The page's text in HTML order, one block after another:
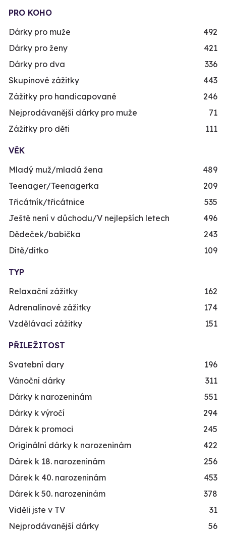
PRO KOHO
Dárky pro muže
492
Dárky pro ženy
421
Dárky pro dva
336
Skupinové zážitky
443
Zážitky pro handicapované
246
Nejprodávanější dárky pro muže
71
Zážitky pro děti
111
VĚK
Mladý muž/mladá žena
489
Teenager/Teenagerka
209
Třicátník/třicátnice
535
Ještě není v důchodu/V nejlepších letech
496
Dědeček/babička
243
Dítě/dítko
109
TYP
Relaxační zážitky
162
Adrenalinové zážitky
174
Vzdělávací zážitky
151
PŘILEŽITOST
Svatební dary
196
Vánoční dárky
311
Dárky k narozeninám
551
Dárky k výročí
294
Dárek k promoci
245
Originální dárky k narozeninám
422
Dárek k 18. narozeninám
256
Dárek k 40. narozeninám
453
Dárek k 50. narozeninám
378
Viděli jste v TV
31
Nejprodávanější dárky
56